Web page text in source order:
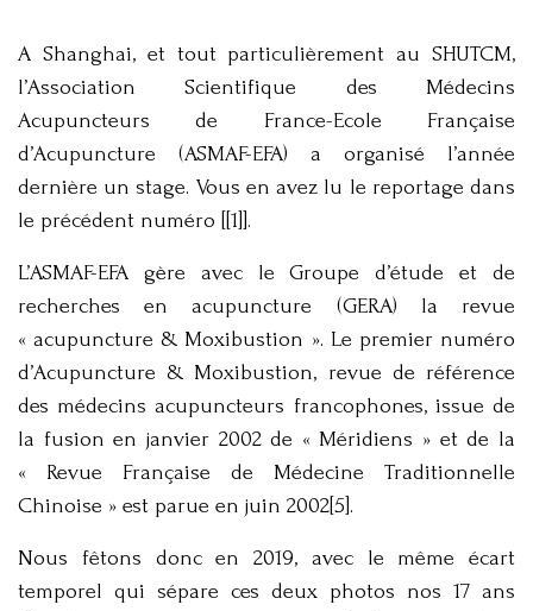
A Shanghai, et tout particulièrement au SHUTCM,
l’Association Scientifique des Médecins
Acupuncteurs de France-Ecole Française
d’Acupuncture (ASMAF-EFA) a organisé l’année
dernière un stage. Vous en avez lu le reportage dans
le précédent numéro [[1]].
L’ASMAF-EFA gère avec le Groupe d’étude et de
recherches en acupuncture (GERA) la revue
« acupuncture & Moxibustion ». Le premier numéro
d’Acupuncture & Moxibustion, revue de référence
des médecins acupuncteurs francophones, issue de
la fusion en janvier 2002 de « Méridiens » et de la
« Revue Française de Médecine Traditionnelle
Chinoise » est parue en juin 2002[5].
Nous fêtons donc en 2019, avec le même écart
temporel qui sépare ces deux photos nos 17 ans